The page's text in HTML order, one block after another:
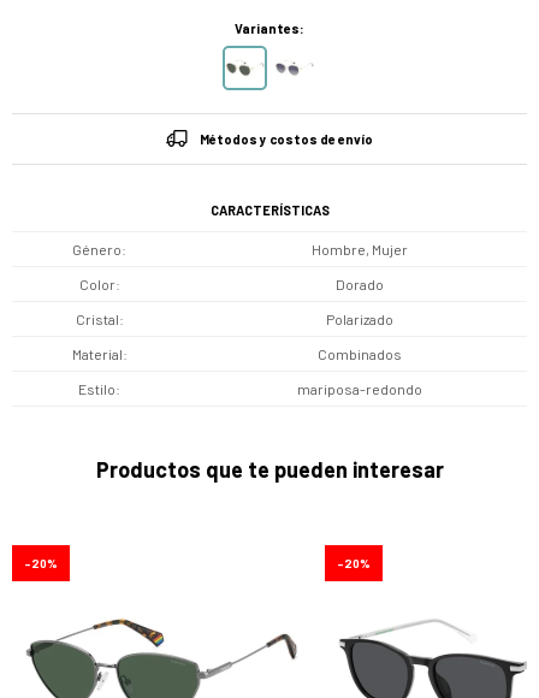
Variantes:
Métodos y costos de envío
CARACTERÍSTICAS
Género Hombre, Mujer
Color Dorado
Cristal Polarizado
Material Combinados
Estilo mariposa-redondo
Productos que te pueden interesar
20 20